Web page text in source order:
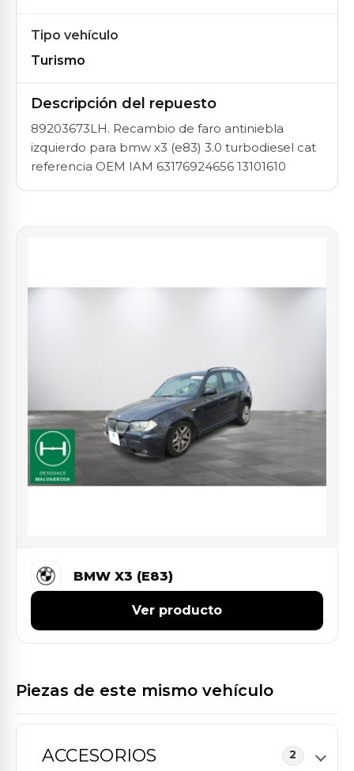
Tipo vehículo
Turismo
Descripción del repuesto
89203673LH. Recambio de faro antiniebla
izquierdo para bmw x3 (e83) 3.0 turbodiesel cat
referencia OEM IAM 63176924656 13101610
BMW X3 (E83)
Ver producto
Piezas de este mismo vehículo
ACCESORIOS 2